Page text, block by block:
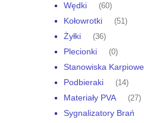
Wędki (60)
Kołowrotki (51)
Żyłki (36)
Plecionki (0)
Stanowiska Karpiowe
Podbieraki (14)
Materiały PVA (27)
Sygnalizatory Brań